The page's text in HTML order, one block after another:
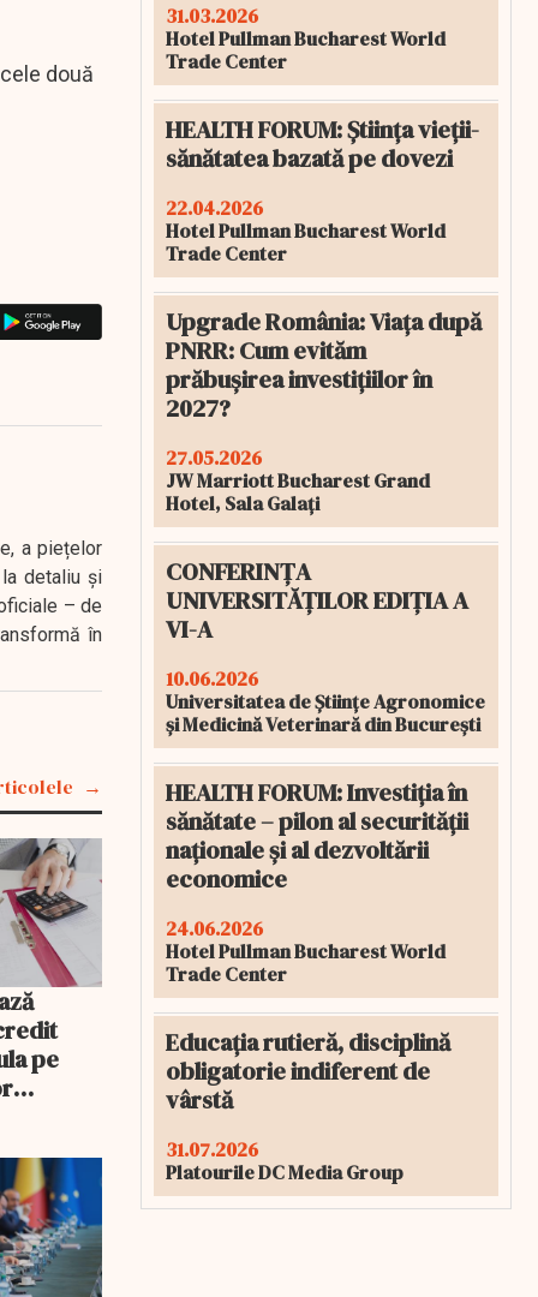
două
a piețelor
detaliu și
– de
în
pe
să o
31.03.2026
Hotel Pullman Bucharest World
Trade Center
HEALTH FORUM: Știința vieții-
sănătatea bazată pe dovezi
22.04.2026
Hotel Pullman Bucharest World
Trade Center
Upgrade România: Viața după
PNRR: Cum evităm
prăbușirea investițiilor în
2027?
27.05.2026
JW Marriott Bucharest Grand
Hotel, Sala Galați
CONFERINȚA
UNIVERSITĂȚILOR EDIȚIA A
VI-A
10.06.2026
Universitatea de Științe Agronomice
și Medicină Veterinară din București
HEALTH FORUM: Investiția în
sănătate – pilon al securității
naționale și al dezvoltării
economice
24.06.2026
Hotel Pullman Bucharest World
Trade Center
Educația rutieră, disciplină
obligatorie indiferent de
vârstă
31.07.2026
Platourile DC Media Group